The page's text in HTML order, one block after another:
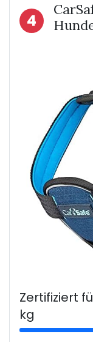
4
Zertifiziert
kg